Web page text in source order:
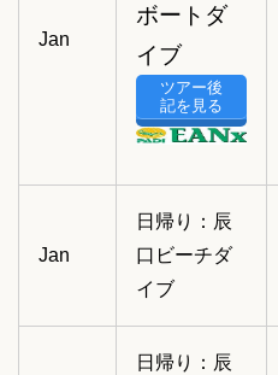
Jan
ボートダ
イブ
ツアー後
記を見る
Jan
日帰り：辰
口ビーチダ
イブ
日帰り：辰